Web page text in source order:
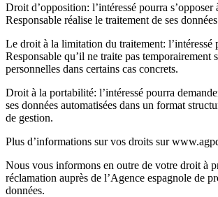
Droit d’opposition: l’intéressé pourra s’opposer
Responsable réalise le traitement de ses
Le droit à la limitation du traitement: l’intéressé
Responsable qu’il ne traite pas temporairement
personnelles dans certains cas concrets.
Droit à la portabilité: l’intéressé pourra
ses données automatisées dans un format
de gestion.
Plus d’informations sur vos droits sur
Nous vous informons en outre de votre droit à
réclamation auprès de l’Agence espagnole de
données.